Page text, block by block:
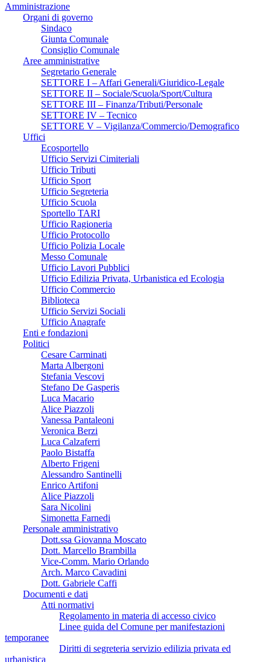
Amministrazione
Organi di governo
Sindaco
Giunta Comunale
Consiglio Comunale
Aree amministrative
Segretario Generale
SETTORE I – Affari Generali/Giuridico-Legale
SETTORE II – Sociale/Scuola/Sport/Cultura
SETTORE III – Finanza/Tributi/Personale
SETTORE IV – Tecnico
SETTORE V – Vigilanza/Commercio/Demografico
Uffici
Ecosportello
Ufficio Servizi Cimiteriali
Ufficio Tributi
Ufficio Sport
Ufficio Segreteria
Ufficio Scuola
Sportello TARI
Ufficio Ragioneria
Ufficio Protocollo
Ufficio Polizia Locale
Messo Comunale
Ufficio Lavori Pubblici
Ufficio Edilizia Privata, Urbanistica ed Ecologia
Ufficio Commercio
Biblioteca
Ufficio Servizi Sociali
Ufficio Anagrafe
Enti e fondazioni
Politici
Cesare Carminati
Marta Albergoni
Stefania Vescovi
Stefano De Gasperis
Luca Macario
Alice Piazzoli
Vanessa Pantaleoni
Veronica Berzi
Luca Calzaferri
Paolo Bistaffa
Alberto Frigeni
Alessandro Santinelli
Enrico Artifoni
Alice Piazzoli
Sara Nicolini
Simonetta Farnedi
Personale amministrativo
Dott.ssa Giovanna Moscato
Dott. Marcello Brambilla
Vice-Comm. Mario Orlando
Arch. Marco Cavadini
Dott. Gabriele Caffi
Documenti e dati
Atti normativi
Regolamento in materia di accesso civico
Linee guida del Comune per manifestazioni
temporanee
Diritti di segreteria servizio edilizia privata ed
urbanistica